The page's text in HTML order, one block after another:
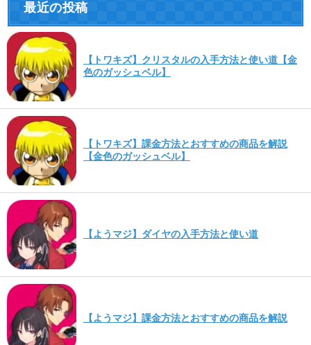
最近の投稿
【トワキズ】クリスタルの入手方法と使い道【金
色のガッシュベル】
【トワキズ】課金方法とおすすめの商品を解説
【金色のガッシュベル】
【ようマジ】ダイヤの入手方法と使い道
【ようマジ】課金方法とおすすめの商品を解説